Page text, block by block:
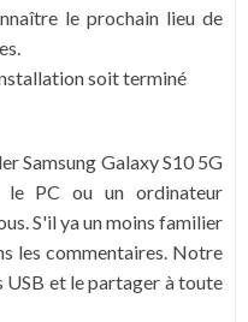
le prochain lieu de
soit terminé
Samsung Galaxy S10 5G
le PC ou un ordinateur
S'il ya un moins familier
les commentaires. Notre
USB et le partager à toute